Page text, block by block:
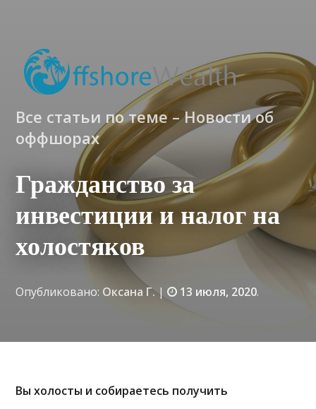
Все статьи по теме – Новости об
оффшорах
Гражданство за
инвестиции и налог на
холостяков
Опубликовано: Оксана Г.| 13 июля, 2020.
Вы холосты и собираетесь получить